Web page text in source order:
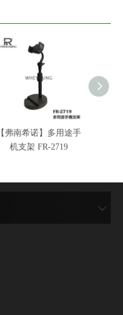
【弗南希诺】多用途手
机支架 FR-2719